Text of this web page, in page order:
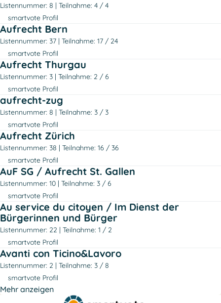
Listennummer: 8
Teilnahme: 4 / 4
smartvote Profil
Aufrecht Bern
Listennummer: 37
Teilnahme: 17 / 24
smartvote Profil
Aufrecht Thurgau
Listennummer: 3
Teilnahme: 2 / 6
smartvote Profil
aufrecht-zug
Listennummer: 8
Teilnahme: 3 / 3
smartvote Profil
Aufrecht Zürich
Listennummer: 38
Teilnahme: 16 / 36
smartvote Profil
AuF SG / Aufrecht St. Gallen
Listennummer: 10
Teilnahme: 3 / 6
smartvote Profil
Au service du citoyen / Im Dienst der
Bürgerinnen und Bürger
Listennummer: 22
Teilnahme: 1 / 2
smartvote Profil
Avanti con Ticino&Lavoro
Listennummer: 2
Teilnahme: 3 / 8
smartvote Profil
Mehr anzeigen